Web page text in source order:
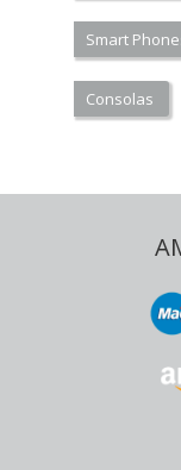
Smart
Consolas